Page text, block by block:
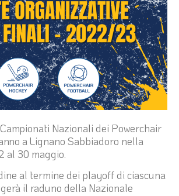
Nazionali dei Powerchair
a Lignano Sabbiadoro nella
al 30 maggio.
al termine dei playoff di ciascuna
il raduno della Nazionale